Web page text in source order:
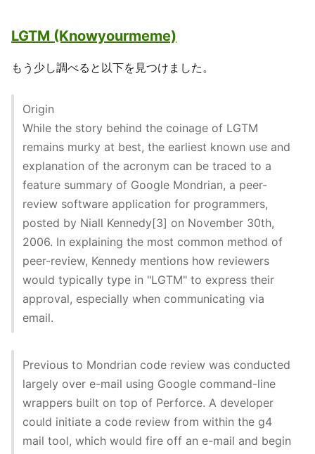
LGTM (Knowyourmeme)
もう少し調べると以下を見つけました。
Origin
While the story behind the coinage of LGTM
remains murky at best, the earliest known use and
explanation of the acronym can be traced to a
feature summary of Google Mondrian, a peer-
review software application for programmers,
posted by Niall Kennedy[3] on November 30th,
2006. In explaining the most common method of
peer-review, Kennedy mentions how reviewers
would typically type in "LGTM" to express their
approval, especially when communicating via
email.
Previous to Mondrian code review was conducted
largely over e-mail using Google command-line
wrappers built on top of Perforce. A developer
could initiate a code review from within the g4
mail tool, which would fire off an e-mail and begin